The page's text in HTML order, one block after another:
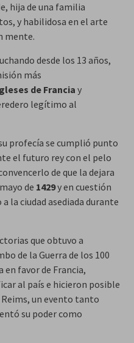
hija de una familia
y habilidosa en el arte
mente.
desde los 13 años,
más
de Francia y
legítimo al
profecía se cumplió punto
el futuro rey con el pelo
de que la dejara
de 1429y en cuestión
la ciudad asediada durante
que obtuvo a
de la Guerra de los 100
favor de Francia,
al país e hicieron posible
un evento tanto
su poder como